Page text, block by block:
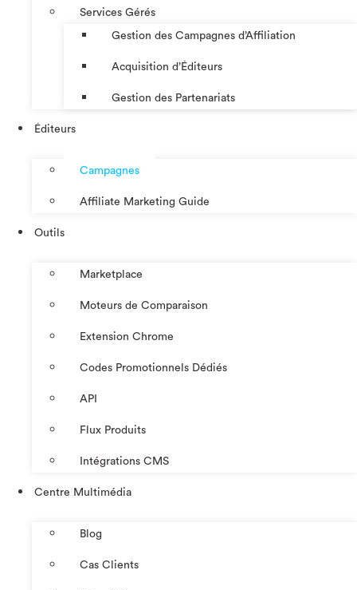
Services Gérés
Gestion des Campagnes d’Affiliation​
Acquisition d’Éditeurs
Gestion des Partenariats
Éditeurs
Campagnes
Affiliate Marketing Guide
Outils
Marketplace
Moteurs de Comparaison
Extension Chrome
Codes Promotionnels Dédiés
API
Flux Produits
Intégrations CMS
Centre Multimédia
Blog
Cas Clients